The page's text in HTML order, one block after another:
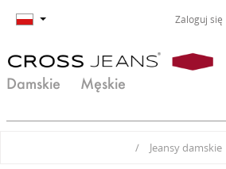
Zaloguj się
Damskie Męskie
Jeansy damskie
Jeansy męskie
/ Jeansy damskie